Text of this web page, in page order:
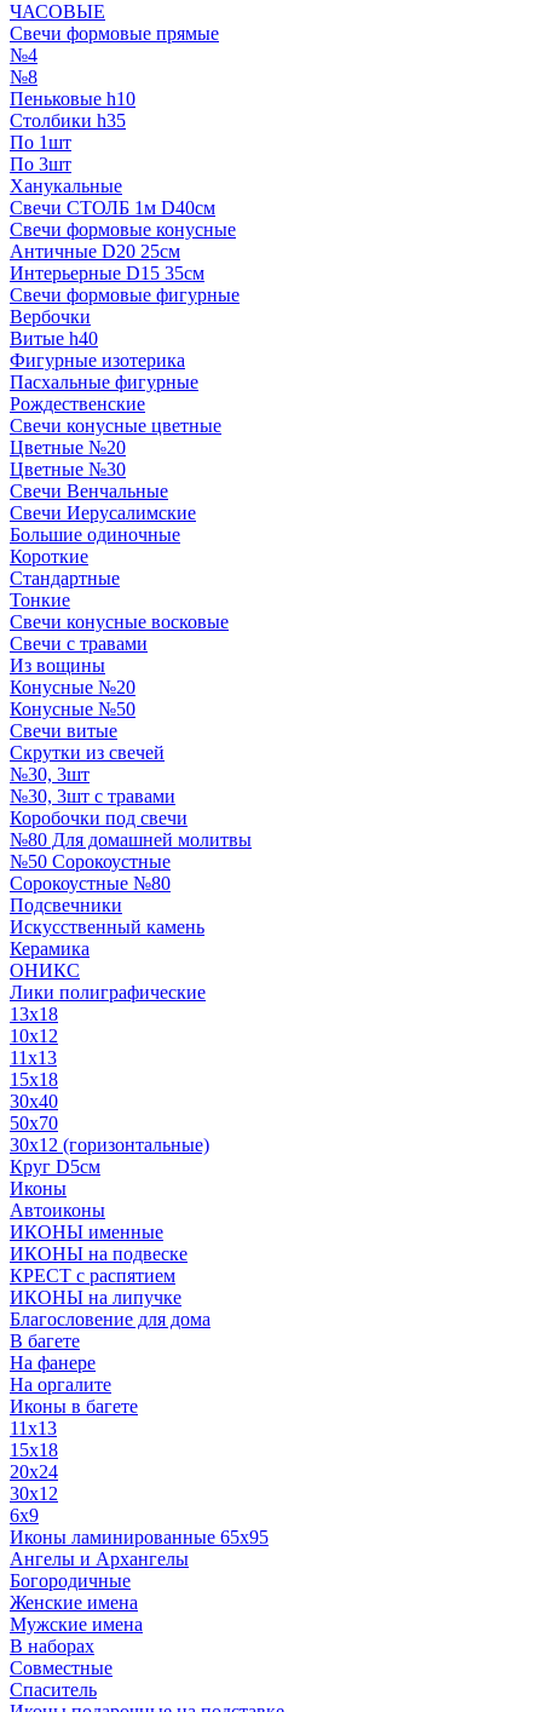
ЧАСОВЫЕ
Свечи формовые прямые
№4
№8
Пеньковые h10
Столбики h35
По 1шт
По 3шт
Ханукальные
Свечи СТОЛБ 1м D40см
Свечи формовые конусные
Античные D20 25см
Интерьерные D15 35см
Свечи формовые фигурные
Вербочки
Витые h40
Фигурные изотерика
Пасхальные фигурные
Рождественские
Свечи конусные цветные
Цветные №20
Цветные №30
Свечи Венчальные
Свечи Иерусалимские
Большие одиночные
Короткие
Стандартные
Тонкие
Свечи конусные восковые
Свечи с травами
Из вощины
Конусные №20
Конусные №50
Свечи витые
Скрутки из свечей
№30, 3шт
№30, 3шт с травами
Коробочки под свечи
№80 Для домашней молитвы
№50 Сорокоустные
Сорокоустные №80
Подсвечники
Искусственный камень
Керамика
ОНИКС
Лики полиграфические
13x18
10x12
11х13
15х18
30x40
50x70
30x12 (горизонтальные)
Круг D5см
Иконы
Автоиконы
ИКОНЫ именные
ИКОНЫ на подвеске
КРЕСТ с распятием
ИКОНЫ на липучке
Благословение для дома
В багете
На фанере
На оргалите
Иконы в багете
11x13
15x18
20x24
30х12
6x9
Иконы ламинированные 65x95
Ангелы и Архангелы
Богородичные
Женские имена
Мужские имена
В наборах
Совместные
Спаситель